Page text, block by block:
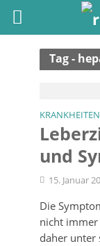
Tag -
KRANKHEITEN
und
15. Januar
Die
nicht immer
daher unter